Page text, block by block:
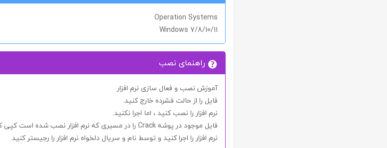
Operation Systems
Windows 7/8/10/11
راهنمای نصب
آموزش نصب و فعال سازی نرم افزار
فایل را از حالت فشرده خارج کنید.
نرم افزار را نصب کنید ، اما اجرا نکنید.
فایل موجود در پوشهCrack را در مسیری که نرم افزار نصب شده است کپی
نرم افزار را اجرا کنید و توسط نام و سریال دلخواه نرم افزار را رجیستر کنید.